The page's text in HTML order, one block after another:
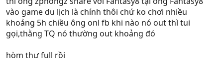
vào game du lịch là chính thôi chứ ko chơi nhiều
khoảng 5h chiều ông onl fb khi nào nó out thì tui
gọi,thằng TQ nó thường out khoảng đó
hòm thư full rồi